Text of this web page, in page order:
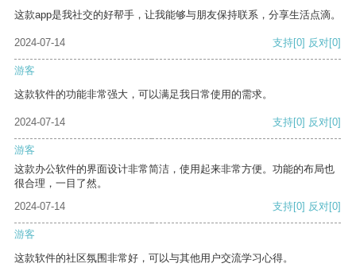
这款app是我社交的好帮手，让我能够与朋友保持联系，分享生活点滴。
2024-07-14 支持[0] 反对[0]
游客
这款软件的功能非常强大，可以满足我日常使用的需求。
2024-07-14 支持[0] 反对[0]
游客
这款办公软件的界面设计非常简洁，使用起来非常方便。功能的布局也
很合理，一目了然。
2024-07-14
支持[0] 反对[0]
游客
这款软件的社区氛围非常好，可以与其他用户交流学习心得。